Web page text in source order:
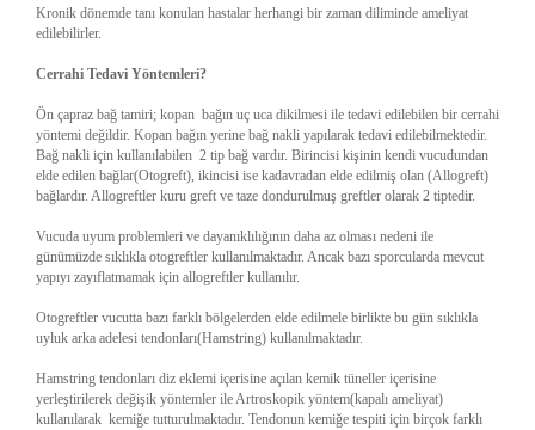
Kronik dönemde tanı konulan hastalar herhangi bir zaman diliminde ameliyat
edilebilirler.
Cerrahi Tedavi Yöntemleri?
Ön çapraz bağ tamiri; kopan bağın uç uca dikilmesi ile tedavi edilebilen bir cerrahi
yöntemi değildir. Kopan bağın yerine bağ nakli yapılarak tedavi edilebilmektedir.
Bağ nakli için kullanılabilen 2 tip bağ vardır. Birincisi kişinin kendi vucudundan
elde edilen bağlar(Otogreft), ikincisi ise kadavradan elde edilmiş olan (Allogreft)
bağlardır. Allogreftler kuru greft ve taze dondurulmuş greftler olarak 2 tiptedir.
Vucuda uyum problemleri ve dayanıklılığının daha az olması nedeni ile
günümüzde sıklıkla otogreftler kullanılmaktadır. Ancak bazı sporcularda mevcut
yapıyı zayıflatmamak için allogreftler kullanılır.
Otogreftler vucutta bazı farklı bölgelerden elde edilmele birlikte bu gün sıklıkla
uyluk arka adelesi tendonları(Hamstring) kullanılmaktadır.
Hamstring tendonları diz eklemi içerisine açılan kemik tüneller içerisine
yerleştirilerek değişik yöntemler ile Artroskopik yöntem(kapalı ameliyat)
kullanılarak kemiğe tutturulmaktadır. Tendonun kemiğe tespiti için birçok farklı